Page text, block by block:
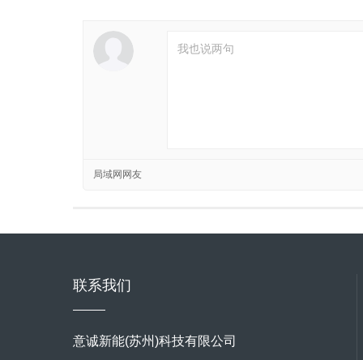
局域网网友
联系我们
意诚新能(苏州)科技有限公司